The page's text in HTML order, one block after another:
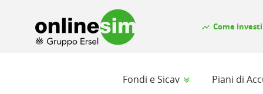
timeline Come
Fondi e Sicav Piani di